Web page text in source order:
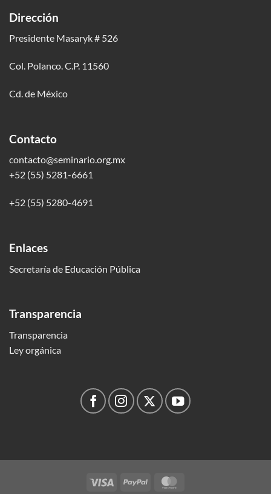
Dirección
Presidente Masaryk # 526
Col. Polanco. C.P. 11560
Cd. de México
Contacto
contacto@seminario.org.mx
+52 (55) 5281-6661
+52 (55) 5280-4691
Enlaces
Secretaría de Educación Pública
Transparencia
Transparencia
Ley orgánica